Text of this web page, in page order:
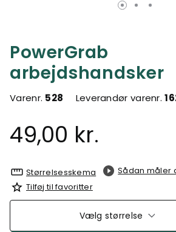
PowerGrab
arbejdshandsker
Varenr. 528 Leverandør varenr.
49,00 kr.
Størrelsesskema
Sådan måler
Tilføj til favoritter
Vælg størrelse